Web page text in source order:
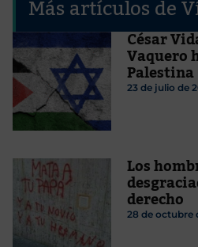
Más artículos de
César
Vaquero
Palestina
23 de julio de
Los
derecho
28 de octubre